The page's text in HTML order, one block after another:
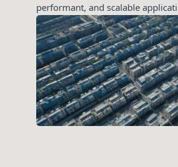
performant, and scalable